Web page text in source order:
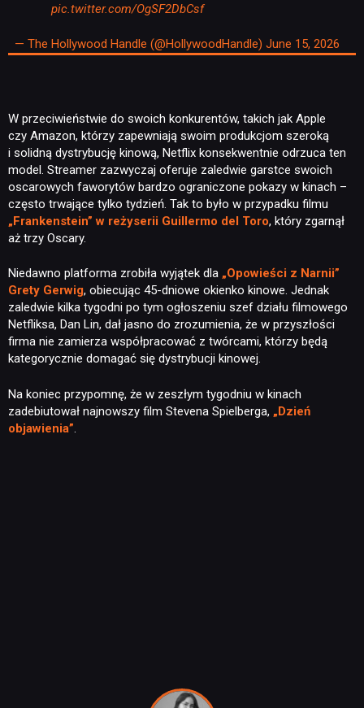
pic.twitter.com/OgSF2DbCsf
— The Hollywood Handle (@HollywoodHandle) June 15, 2026
W przeciwieństwie do swoich konkurentów, takich jak Apple
czy Amazon, którzy zapewniają swoim produkcjom szeroką
i solidną dystrybucję kinową, Netflix konsekwentnie odrzuca ten
model. Streamer zazwyczaj oferuje zaledwie garstce swoich
oscarowych faworytów bardzo ograniczone pokazy w kinach –
często trwające tylko tydzień. Tak to było w przypadku filmu
„Frankenstein” w reżyserii Guillermo del Toro, który zgarnął
aż trzy Oscary.
Niedawno platforma zrobiła wyjątek dla „Opowieści z Narnii”
Grety Gerwig, obiecując 45-dniowe okienko kinowe. Jednak
zaledwie kilka tygodni po tym ogłoszeniu szef działu filmowego
Netfliksa, Dan Lin, dał jasno do zrozumienia, że w przyszłości
firma nie zamierza współpracować z twórcami, którzy będą
kategorycznie domagać się dystrybucji kinowej.
Na koniec przypomnę, że w zeszłym tygodniu w kinach
zadebiutował najnowszy film Stevena Spielberga, „Dzień
objawienia”.